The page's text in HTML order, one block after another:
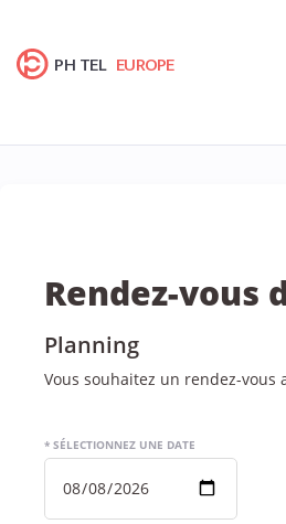
PH TEL EUROPE
Rendez-vous
Planning
Vous souhaitez un rendez-vous
* SÉLECTIONNEZ UNE DATE